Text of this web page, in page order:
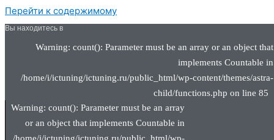
Перейти к содержимому
Вы находитесь в
Warning: count(): Parameter must be an array or an object that
implements Countable in
/home/i/ictuning/ictuning.ru/public_html/wp-content/themes/astra-
child/functions.php on line 85
Warning: count(): Parameter must be an array
or an object that implements Countable in